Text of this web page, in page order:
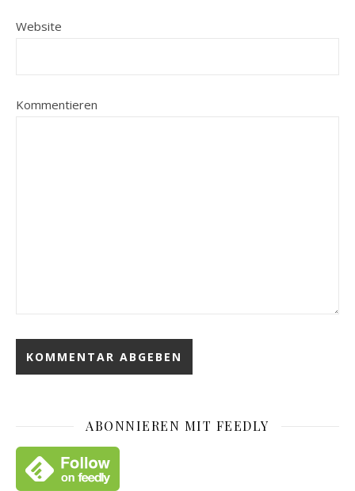
Website
Kommentieren
ABONNIEREN MIT FEEDLY